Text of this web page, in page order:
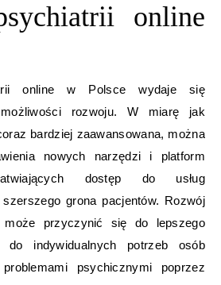
online
online w Polsce wydaje się
rozwoju. W miarę jak
bardziej zaawansowana, można
nowych narzędzi i platform
dostęp do usług
grona pacjentów. Rozwój
może przyczynić się do lepszego
do indywidualnych potrzeb osób
psychicznymi poprzez